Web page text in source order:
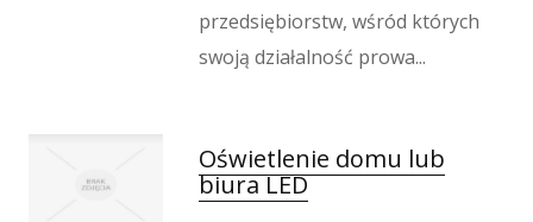
Kontakt
przedsiębiorstw, wśród których
swoją działalność prowa...
Oświetlenie domu lub
biura LED